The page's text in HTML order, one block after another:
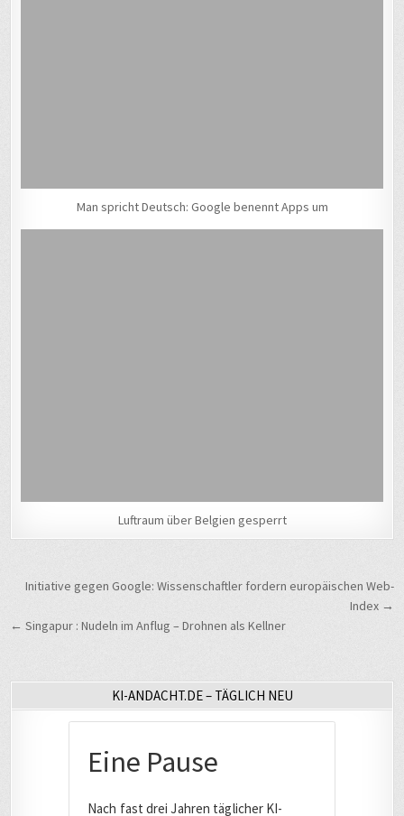
Man spricht Deutsch: Google benennt Apps um
Luftraum über Belgien gesperrt
Beitragsnavigation
Initiative gegen Google: Wissenschaftler fordern europäischen Web-
Index →
← Singapur : Nudeln im Anflug – Drohnen als Kellner
KI-ANDACHT.DE – TÄGLICH NEU